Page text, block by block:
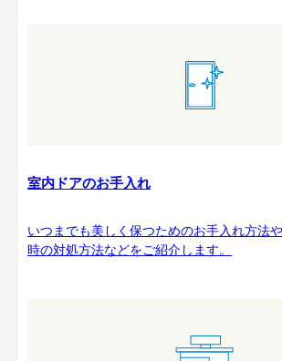
室内ドアのお手入れ
いつまでも美しく保つためのお手入れ方法
時の対処方法などをご紹介します。